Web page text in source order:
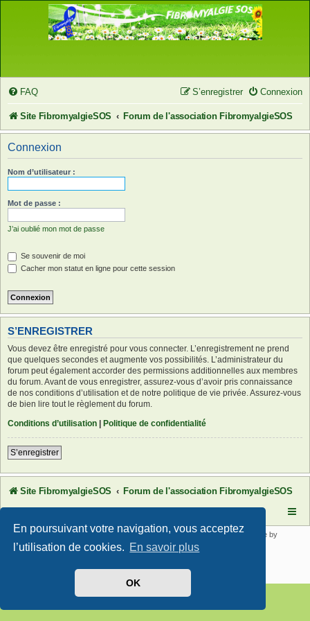
En poursuivant votre navigation, vous acceptez
l’utilisation de cookies. En savoir plus
OK
FAQ Connexion
S’enregistrer
Site FibromyalgieSOS Forum de l'association FibromyalgieSOS
Connexion
Nom d’utilisateur :
Mot de passe :
J’ai oublié mon mot de passe
Se souvenir de moi
Cacher mon statut en ligne pour cette session
S’ENREGISTRER
Vous devez être enregistré pour vous connecter. L’enregistrement ne prend
que quelques secondes et augmente vos possibilités. L’administrateur du
forum peut également accorder des permissions additionnelles aux membres
du forum. Avant de vous enregistrer, assurez-vous d’avoir pris connaissance
de nos conditions d’utilisation et de notre politique de vie privée. Assurez-vous
de bien lire tout le règlement du forum.
Conditions d’utilisation
Politique de confidentialité
S’enregistrer
Site FibromyalgieSOS Forum de l'association FibromyalgieSOS
Développé parphpBB® Forum Software © phpBB Limited | SE Square by
PhpBB3 BBCodes
Confidentialité|Conditions